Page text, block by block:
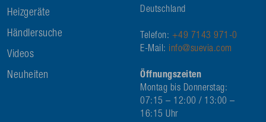
Heizgeräte
Händlersuche
Videos
Neuheiten
Deutschland
Telefon: +49 7143 971-0
E-Mail: info@suevia.com
Öffnungszeiten
Montag bis Donnerstag:
07:15 – 12:00 / 13:00 –
16:15 Uhr